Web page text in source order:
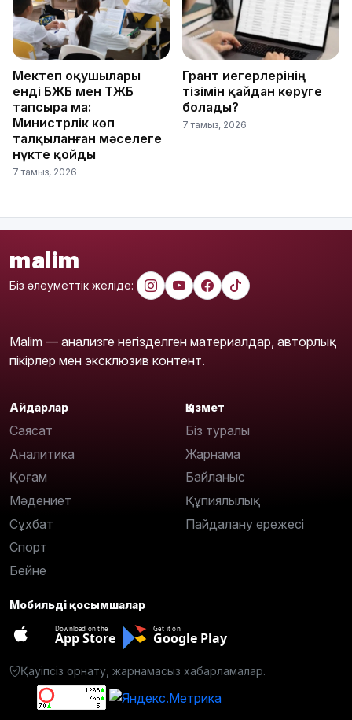
Мектеп оқушылары
енді БЖБ мен ТЖБ
тапсыра ма:
Министрлік көп
талқыланған мәселеге
нүкте қойды
7 тамыз, 2026
Грант иегерлерінің
тізімін қайдан көруге
болады?
7 тамыз, 2026
malim
Біз әлеуметтік желіде:
Malim — анализге негізделген материалдар, авторлық
пікірлер мен эксклюзив контент.
Айдарлар
Саясат
Аналитика
Қоғам
Мәдениет
Сұхбат
Спорт
Бейне
Қызмет
Біз туралы
Жарнама
Байланыс
Құпиялылық
Пайдалану ережесі
Мобильді қосымшалар
Download on the
App Store
Get it on
Google Play
Қауіпсіз орнату, жарнамасыз хабарламалар.